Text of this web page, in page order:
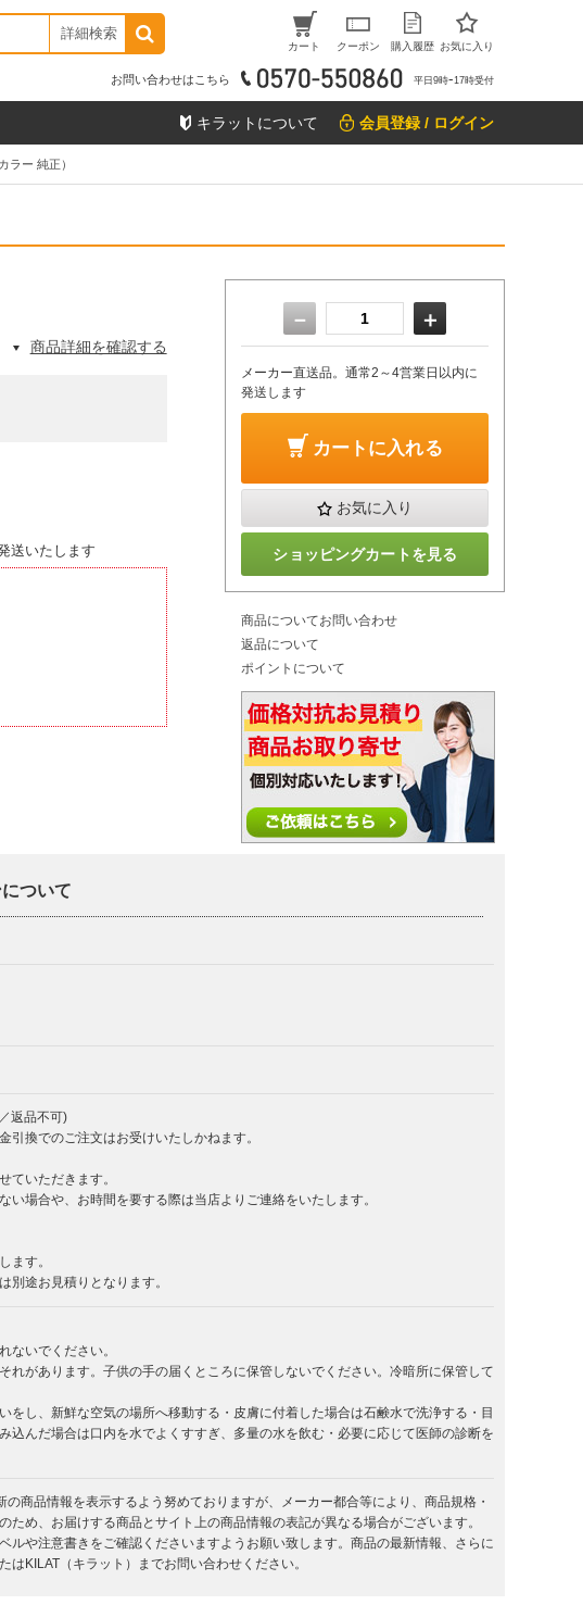
詳細検索
カート クーポン 購入履歴 お気に入り
お問い合わせはこちら 平日9時ｰ17時受付
キラットについて 会員登録 / ログイン
ラー 純正）
商品詳細を確認する
送いたします
－ ＋
メーカー直送品。通常2～4営業日以内に
発送します
カートに入れる
お気に入り
ショッピングカートを見る
商品についてお問い合わせ
返品について
ポイントについて
ついて
返品不可)
引換でのご注文はお受けいたしかねます。
ていただきます。
い場合や、お時間を要する際は当店よりご連絡をいたします。
ます。
別途お見積りとなります。
ないでください。
れがあります。子供の手の届くところに保管しないでください。冷暗所に保管して
をし、新鮮な空気の場所へ移動する・皮膚に付着した場合は石鹸水で洗浄する・目
込んだ場合は口内を水でよくすすぎ、多量の水を飲む・必要に応じて医師の診断を
の商品情報を表示するよう努めておりますが、メーカー都合等により、商品規格・
ため、お届けする商品とサイト上の商品情報の表記が異なる場合がございます。
ルや注意書きをご確認くださいますようお願い致します。商品の最新情報、さらに
KILAT（キラット）までお問い合わせください。